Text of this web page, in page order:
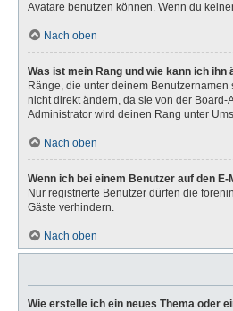
Avatare benutzen können. Wenn du
Nach oben
Was ist mein Rang und wie kann ich ihn
Ränge, die unter deinem
nicht direkt ändern, da sie von der
Administrator wird deinen Rang unter
Nach oben
Wenn ich bei einem Benutzer auf den
Nur registrierte Benutzer dürfen die
Gäste verhindern.
Nach oben
Wie erstelle ich ein neues Thema oder